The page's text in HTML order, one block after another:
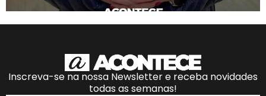
Inscreva-se na nossa Newsletter e receba novidades
todas as semanas!